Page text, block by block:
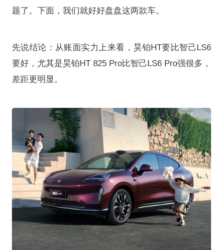
题了。下面，我们就好好盘盘这两款车。
先说结论：从账面实力上来看，昊铂HT要比智己LS6
要好，尤其是昊铂HT 825 Pro比智己LS6 Pro强很多，
差距更明显。